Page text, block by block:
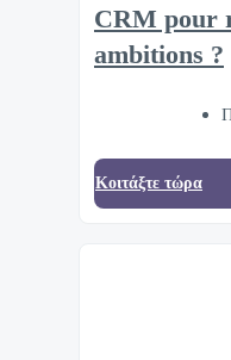
CRM pour
ambitions ?
Κοιτάξτε τώρα